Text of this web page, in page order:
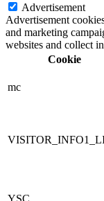
Advertisement
Advertisement
and marketing
websites and collect
Cookie
mc
YSC